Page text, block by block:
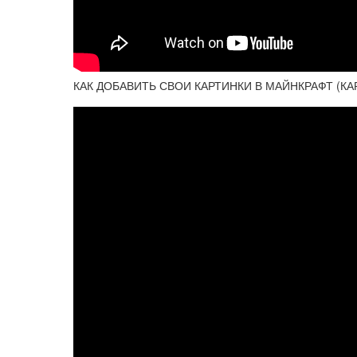
КАК ДОБАВИТЬ СВОИ КАРТИНКИ В МАЙНКРАФТ